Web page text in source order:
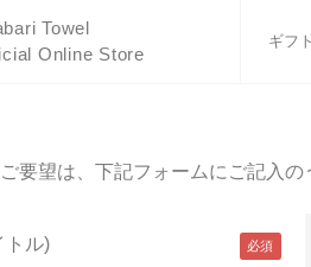
Towel
Online Store
ギフ
バスグッズ
要望は、下記フォームにご記入の
トル)